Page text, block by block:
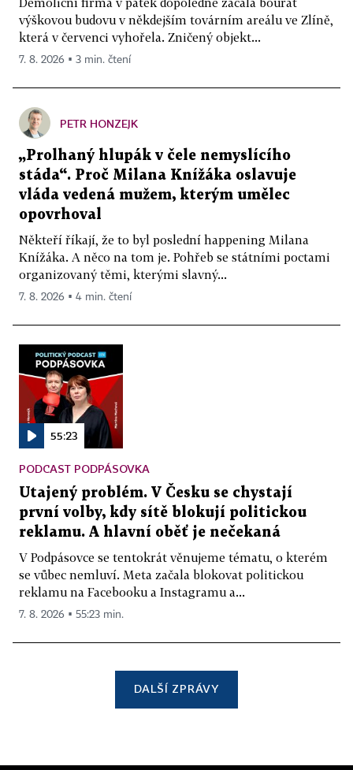
výškovou budovu v někdejším továrním areálu ve Zlíně,
která v červenci vyhořela. Zničený objekt...
7. 8. 2026 ▪ 3 min. čtení
PETR HONZEJK
„Prolhaný hlupák v čele nemyslícího
stáda“. Proč Milana Knížáka oslavuje
vláda vedená mužem, kterým umělec
opovrhoval
Někteří říkají, že to byl poslední happening Milana
Knížáka. A něco na tom je. Pohřeb se státními poctami
organizovaný těmi, kterými slavný...
7. 8. 2026 ▪ 4 min. čtení
55:23
PODCAST PODPÁSOVKA
Utajený problém. V Česku se chystají
první volby, kdy sítě blokují politickou
reklamu. A hlavní oběť je nečekaná
V Podpásovce se tentokrát věnujeme tématu, o kterém
se vůbec nemluví. Meta začala blokovat politickou
reklamu na Facebooku a Instagramu a...
7. 8. 2026 ▪ 55:23 min.
DALŠÍ ZPRÁVY